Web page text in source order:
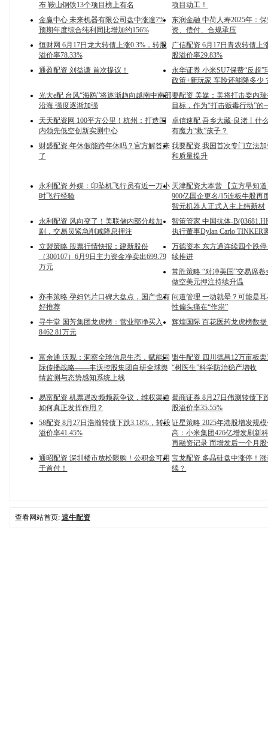
布 鞍山钢铁13个项目榜上有名
项目动工！
金赢中心 未来机器有限公司盘中涨逾7%
预期年度综合纯利同比增加约156%
东润金融 中荷人寿2025年：
资、偿付、合规承压
恒财网 6月17日龙大转债上涨0.3%，转股
溢价率78.33%
广信配资 6月17日青农转债上
股溢价率29.83%
通盈配资 刘益谦 首次提议！
永华证券 小米SU7保费“反超”
政策+新玩家 车险还能降多少
光大e配 台风“海鸥”将逐渐趋向越南中南部
沿海 强度逐渐加强
要配资 美媒：美将打击委内
目标，作为“打击贩毒行动”的
天天配资网 100平方公里！杭州：打造国
内领先低空创新实测中心
卓信速配 吾乡大藏·良渚丨什
有魔力“救”孩子？
财盛配资 年休假能跨年休吗？官方解答来
了
我要配资 我国首次专门立法
和质量提升
永利配资 外媒：印坠机飞行员有近一万小
时飞行经验
天津配资大本营 【立方早知
900亿国企更名/15连板牛股再
智元机器人正式入主上纬新材
永利配资 风向变了！美联储内部分歧加
剧，交易员紧急削减降息押注
智策管家 中国抗体-
执行董事Dylan Carlo TINKER
立盟策略 股票行情快报：建新股份
（300107）6月9日主力资金净卖出699.79
万元
万德资本 东方通连续四个跌
续推进
常胜策略 “对冲美国”交易席
做空美元押注持续升温
亦丰策略 孕妇钙片口碑大盘点，国产也有
好推荐
问道管理 一动就晕？可能是
性偏头痛在“作祟”
寻牛堂 国芳集团龙虎榜：营业部净买入
8462.81万元
辉煌国际 百花医药龙虎榜数
富余通 沃观：洞察全球信息生态，赋能国
际传播战略——丰沃控股集团自研全球舆
情监测与态势感知系统上线
盟牛配资 四川德昌12万亩板
“树医生”科学防治稳产增收
易富配资 机票退改频频惹争议，维权渠道
如何真正发挥作用？
蜀商证券 8月27日伟测转债下
股溢价率35.55%
58配资 8月27日浩瀚转债下跌3.18%，转股
溢价率41.45%
证星策略 2025年港股增发规
高：小米集团426亿增发刷新
再融资记录 而增发后一个月
通昭配资 深圳楼市放松限购！公积金可用
于首付！
宝龙配资 多晶硅盘中涨停！
续？
查看网站首页: 速牛配资